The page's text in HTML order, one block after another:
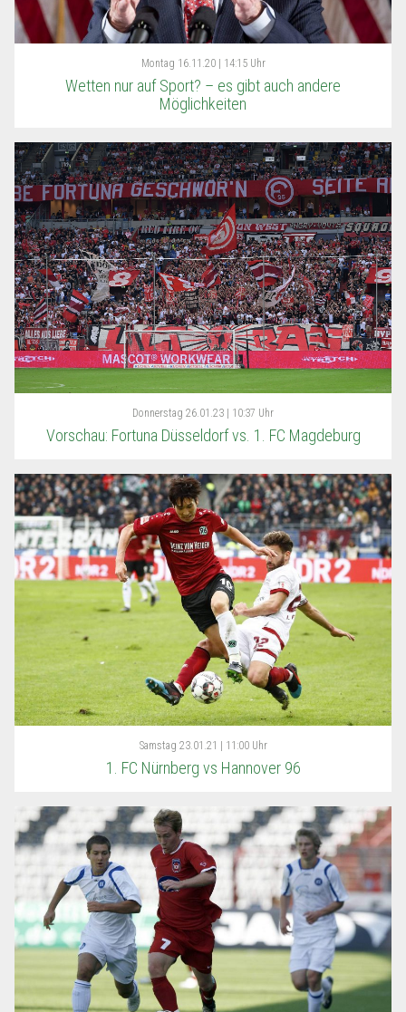
Montag 16.11.20 | 14:15 Uhr
Wetten nur auf Sport? – es gibt auch andere
Möglichkeiten
Donnerstag 26.01.23 | 10:37 Uhr
Vorschau: Fortuna Düsseldorf vs. 1. FC Magdeburg
Samstag 23.01.21 | 11:00 Uhr
1. FC Nürnberg vs Hannover 96